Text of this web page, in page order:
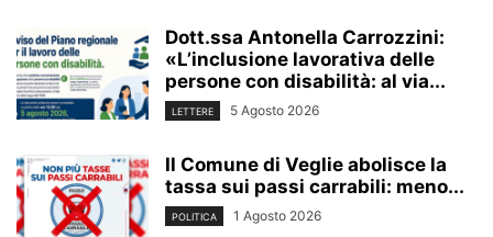
Dott.ssa Antonella Carrozzini:
«L’inclusione lavorativa delle
persone con disabilità: al via...
LETTERE 5 Agosto 2026
Il Comune di Veglie abolisce la
tassa sui passi carrabili: meno...
POLITICA 1 Agosto 2026